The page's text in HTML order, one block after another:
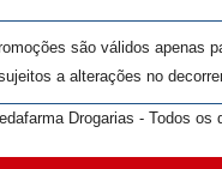
são válidos apenas
a alterações no
Drogarias - Todos os